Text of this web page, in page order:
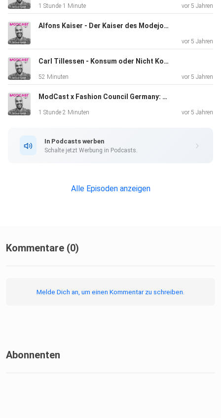
1 Stunde 1 Minute vor 5 Jahren
Alfons Kaiser - Der Kaiser des Modejournalismus über Kaiser Karl
vor 5 Jahren
Carl Tillessen - Konsum oder Nicht Konsum, Steht das noch zur Frage!
52 Minuten vor 5 Jahren
ModCast x Fashion Council Germany: #dffr
1 Stunde 2 Minuten vor 5 Jahren
In Podcasts werben
Schalte jetzt Werbung in Podcasts.
Alle Episoden anzeigen
Kommentare (0)
Melde Dich an, um einen Kommentar zu schreiben.
Abonnenten